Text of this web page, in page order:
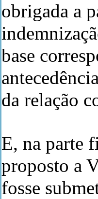
obrigada a
base
da relação
E, na parte
proposto a
fosse